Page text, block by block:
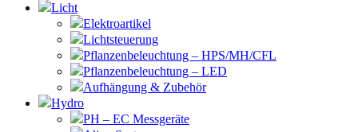
Licht
Elektroartikel
Lichtsteuerung
Pflanzenbeleuchtung – HPS/MH/CFL
Pflanzenbeleuchtung – LED
Aufhängung & Zubehör
Hydro
PH – EC Messgeräte